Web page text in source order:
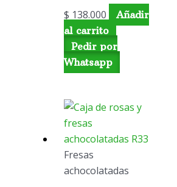
$ 138.000
Añadir
al carrito
Pedir por
Whatsapp
Fresas
achocolatadas